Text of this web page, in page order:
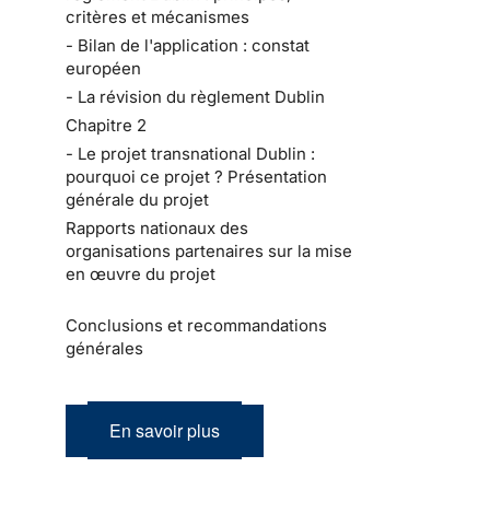
critères et mécanismes
- Bilan de l'application : constat
européen
- La révision du règlement Dublin
Chapitre 2
- Le projet transnational Dublin :
pourquoi ce projet ? Présentation
générale du projet
Rapports nationaux des
organisations partenaires sur la mise
en œuvre du projet
Conclusions et recommandations
générales
En savoir plus